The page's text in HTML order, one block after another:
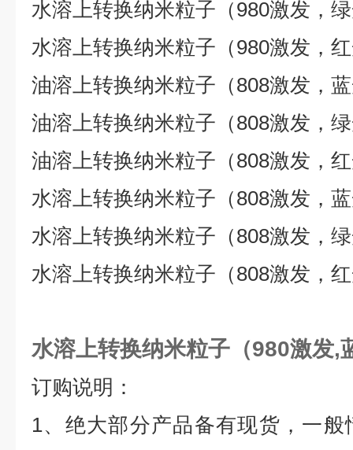
水溶上转换纳米粒子（980激发，
水溶上转换纳米粒子（980激发，
油溶上转换纳米粒子（808激发，
油溶上转换纳米粒子（808激发，
油溶上转换纳米粒子（808激发，
水溶上转换纳米粒子（808激发，
水溶上转换纳米粒子（808激发，
水溶上转换纳米粒子（808激发，
水溶上转换纳米粒子（980激发,
订购说明：
1、绝大部分产品备有现货，一